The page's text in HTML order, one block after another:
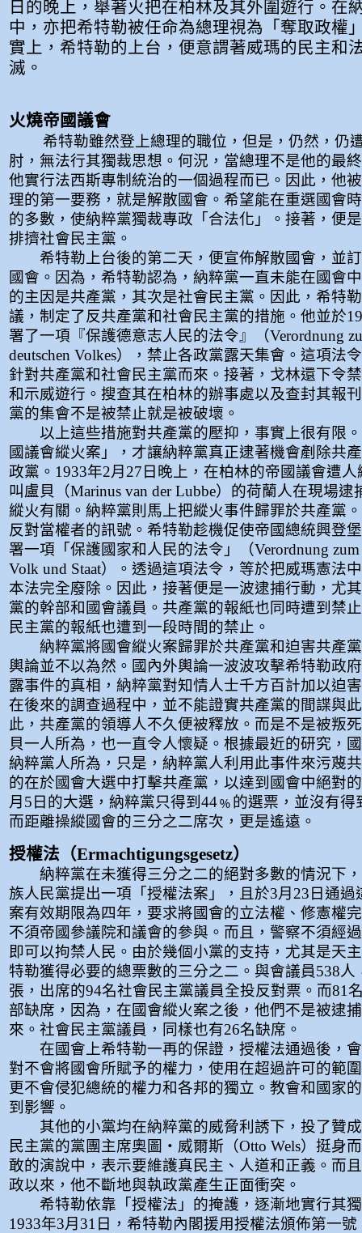
日的晚上，舉著火把在柏林及其外圍遊行。在
中，亦把希特勒被任命為總理視為「奪取政權
實上，希特勒的上台，便意謂著威瑪的民主和
滅。
火燒帝國議會
希特勒雖然登上總理的職位，但是，仍然，仍
肘，無法行其獨裁思想。何況，當總理不是他的最
他實行法西斯專制統治的一個過程而已。因此，他
理的第一要務，就是解散國會。希望能在重選國會
的多數，使納粹黨獨裁專政「合法化」。接著，便
排擠社會民主黨。
希特勒上台後的第二天，便宣佈解散國會，並訂
國會。因為，希特勒認為，納粹黨一直未能在國會
的主因是共產黨，其次是社會民主黨。因此，希特
議，制定了反共產黨和社會民主黨的措施。他並於
署了一項『保護德意志人民的法令』（Verordnung
deutschen Volkes），禁止各政黨露天集會。這項法
針對共產黨和社會民主黨而來。接著，戈林還下令
和示威遊行。搜查其在柏林的辦事處以及查封其報
黨的集會不是被禁止就是被破壞。
以上這些措施對共產黨的壓抑，事實上很有限
國議會縱火案」，才讓納粹黨真正逮著機會剷除共
政黨。1933年2月27日晚上，在柏林的帝國議會遭
叫盧貝（Marinus van der Lubbe）的荷蘭人在現場逮
縱火有關。納粹黨則馬上把縱火事件歸罪於共產黨
反對當權者的訊號。希特勒趁機促使帝國總統興登
署一項「保護國家和人民的法令」（Verordnung zum
Volk und Staat）。透過這項法令，等於把威瑪憲法
本法完全廢除。因此，接著便是一波逮捕行動，尤
黨的幹部和國會議員。共產黨的報紙也同時遭到禁
民主黨的報紙也遭到一段時間的禁止。
納粹黨將國會縱火案歸罪於共產黨和迫害共產
輿論並不以為然。國內外輿論一波波攻擊希特勒政
露事件的真相，納粹黨對知情人士千方百計加以迫
在後來的調查過程中，並不能證實共產黨的間諜與
此，共產黨的領導人不久便被釋放。而是不是被叛
貝一人所為，也一直令人懷疑。根據最近的研究，
納粹黨人所為，只是，納粹黨人利用此事件來污蔑
的在於國會大選中打擊共產黨，以達到國會中絕對
月5日的大選，納粹黨只得到44﹪的選票，並沒有得
而距離操縱國會的三分之二席次，更是遙遠。
授權法（Ermachtigungsgesetz）
納粹黨在未獲得三分之二的絕對多數的情況下
族人民黨提出一項「授權法案」，且於3月23日通過
案有效期限為四年，要求將國會的立法權、修憲權
不須帝國參議院和議會的參與。而且，警察不須經
即可以拘禁人民。由於幾個小黨的支持，尤其是天
特勒獲得必要的總票數的三分之二。與會議員538人
張，出席的94名社會民主黨議員全投反對票。而81
部缺席，因為，在國會縱火案之後，他們不是被逮
來。社會民主黨議員，同樣也有26名缺席。
在國會上希特勒一再的保證，授權法通過後，
對不會將國會所賦予的權力，使用在超過許可的範
更不會侵犯總統的權力和各邦的獨立。教會和國家
到影響。
其他的小黨均在納粹黨的威脅利誘下，投了贊
民主黨的黨團主席奧圖‧威爾斯（Otto Wels）挺身
敢的演說中，表示要維護真民主、人道和正義。而
政以來，他不斷地與執政黨產生正面衝突。
希特勒依靠「授權法」的掩護，逐漸地實行其
1933年3月31日，希特勒內閣援用授權法頒佈第一